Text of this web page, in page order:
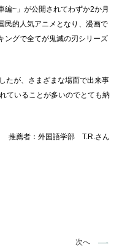
編~ 」が公開されてわずか2か月
民的人気アニメとなり、漫画で
ングで全てが鬼滅の刃シリーズ
たが、さまざまな場面で出来事
ていることが多いのでとても納
推薦者：外国語学部 T.R.さん
次へ